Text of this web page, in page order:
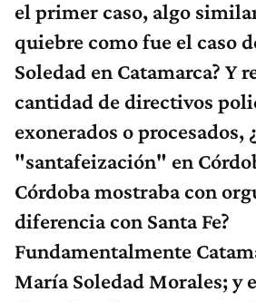
quiebre como fue el caso
Soledad en Catamarca? Y
cantidad de directivos
exonerados o procesados,
"santafeización" en
Córdoba mostraba con
diferencia con Santa Fe?
Fundamentalmente
María Soledad Morales; y
Santa Fe, a la enorme